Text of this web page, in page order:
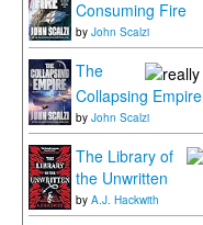
Consuming Fire
by John Scalzi
The
Collapsing Empire
by John Scalzi
The Library of
the Unwritten
by A.J. Hackwith